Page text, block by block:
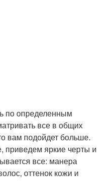
по определенным
все в общих
вам подойдет больше.
приведем яркие черты и
все: манера
оттенок кожи и